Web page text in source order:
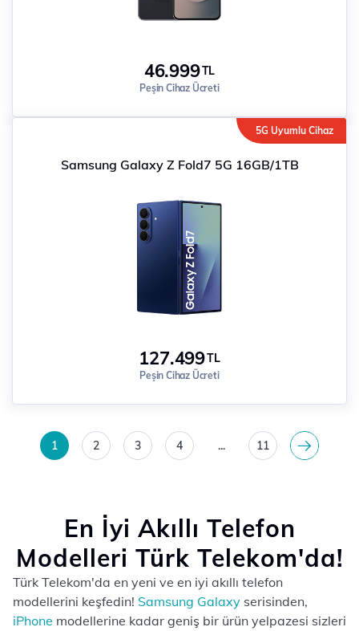
46.999TL
Peşin Cihaz Ücreti
5G Uyumlu Cihaz
Samsung Galaxy Z Fold7 5G 16GB/1TB
127.499TL
Peşin Cihaz Ücreti
1 2 3 4 ... 11 >
En İyi Akıllı Telefon
Modelleri Türk Telekom'da!
Türk Telekom'da en yeni ve en iyi akıllı telefon
modellerini keşfedin! Samsung Galaxy serisinden,
iPhone modellerine kadar geniş bir ürün yelpazesi sizleri